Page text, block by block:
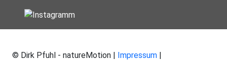
© Dirk Pfuhl - natureMotion | Impressum |